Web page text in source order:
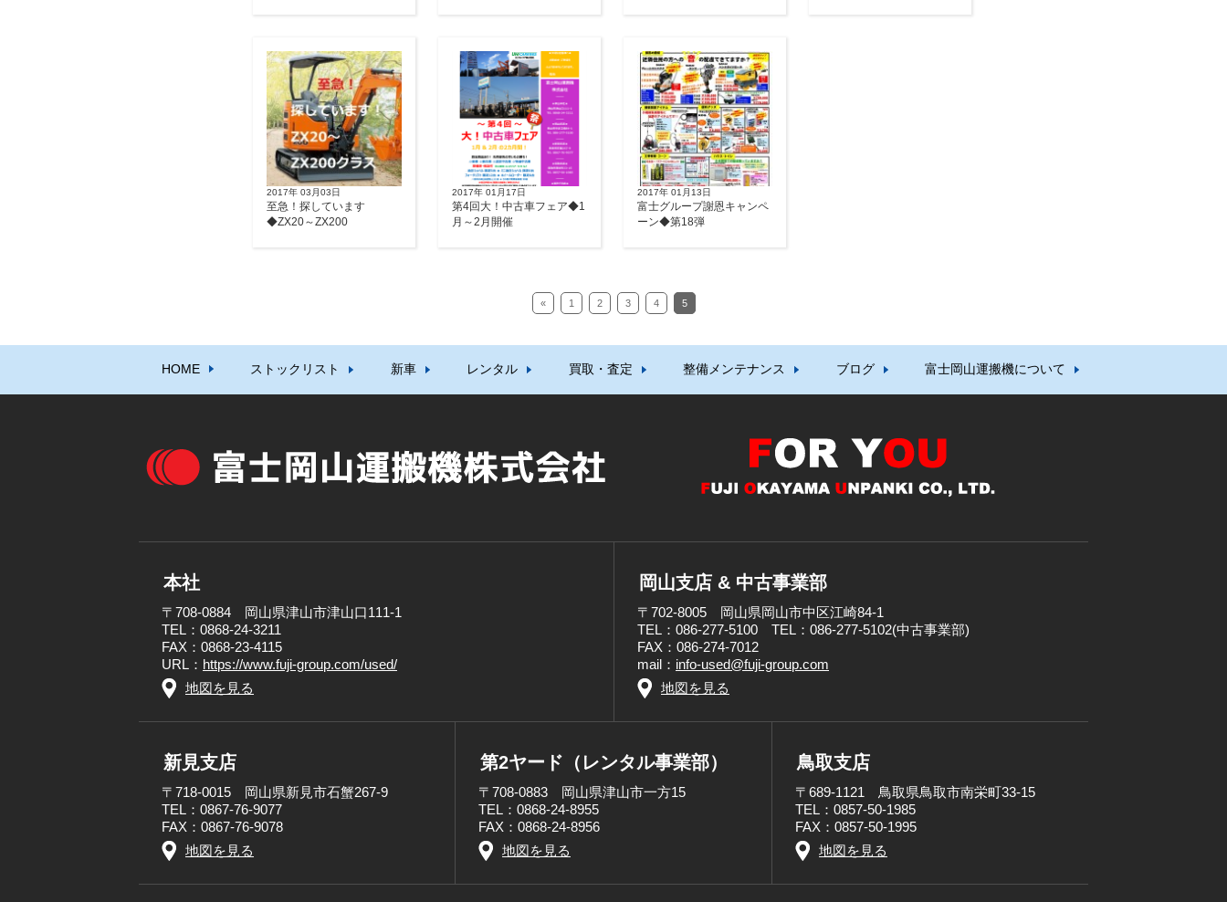
2017年 03月03日
至急！探しています
◆ZX20～ZX200
2017年 01月17日
第4回大！中古車フェア◆1
月～2月開催
2017年 01月13日
富士グループ謝恩キャンペ
ーン◆第18弾
« 1 2 3 4 5
HOME ストックリスト 新車 レンタル 買取・査定 整備メンテナンス ブログ 富士岡山運搬機について
本社
〒708-0884 岡山県津山市津山口111-1
TEL：0868-24-3211
FAX：0868-23-4115
URL： https://www.fuji-group.com/used/
地図を見る
岡山支店 & 中古事業部
〒702-8005 岡山県岡山市中区江崎84-1
TEL：086-277-5100 TEL：086-277-5102(中古事業部)
FAX：086-274-7012
mail： info-used@fuji-group.com
地図を見る
新見支店
〒718-0015 岡山県新見市石蟹267-9
TEL：0867-76-9077
FAX：0867-76-9078
地図を見る
第2ヤード（レンタル事業部）
〒708-0883 岡山県津山市一方15
TEL：0868-24-8955
FAX：0868-24-8956
地図を見る
鳥取支店
〒689-1121 鳥取県鳥取市南栄町33-15
TEL：0857-50-1985
FAX：0857-50-1995
地図を見る